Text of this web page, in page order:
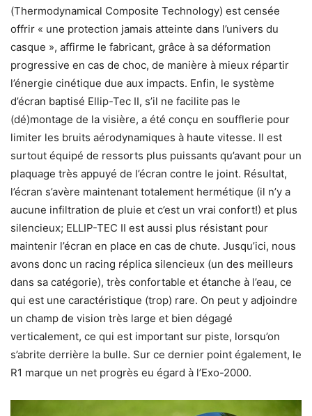
(Thermodynamical Composite Technology) est censée
offrir « une protection jamais atteinte dans l’univers du
casque », affirme le fabricant, grâce à sa déformation
progressive en cas de choc, de manière à mieux répartir
l’énergie cinétique due aux impacts. Enfin, le système
d’écran baptisé Ellip-Tec II, s’il ne facilite pas le
(dé)montage de la visière, a été conçu en soufflerie pour
limiter les bruits aérodynamiques à haute vitesse. Il est
surtout équipé de ressorts plus puissants qu’avant pour un
plaquage très appuyé de l’écran contre le joint. Résultat,
l’écran s’avère maintenant totalement hermétique (il n’y a
aucune infiltration de pluie et c’est un vrai confort!) et plus
silencieux; ELLIP-TEC II est aussi plus résistant pour
maintenir l’écran en place en cas de chute. Jusqu’ici, nous
avons donc un racing réplica silencieux (un des meilleurs
dans sa catégorie), très confortable et étanche à l’eau, ce
qui est une caractéristique (trop) rare. On peut y adjoindre
un champ de vision très large et bien dégagé
verticalement, ce qui est important sur piste, lorsqu’on
s’abrite derrière la bulle. Sur ce dernier point également, le
R1 marque un net progrès eu égard à l’Exo-2000.